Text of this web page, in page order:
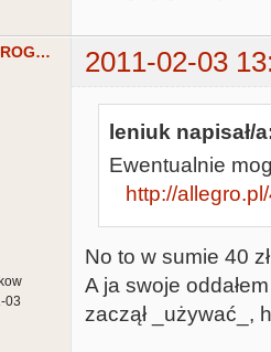
YERZMYEY/HOOY-PROGRAM 2011-02-03
03
leniuk napisał/
Ewentualnie
http://
No to w sumie 40
A ja swoje
zaczął _używać_,